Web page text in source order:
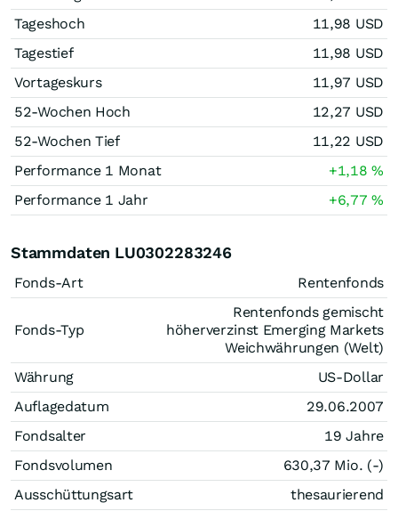
Tageshoch
11,98 USD
Tagestief
11,98 USD
Vortageskurs
11,97 USD
52-Wochen Hoch
12,27 USD
52-Wochen Tief
11,22 USD
Performance 1 Monat
+1,18%
Performance 1 Jahr
+6,77%
Stammdaten LU0302283246
Fonds-Art Rentenfonds
Fonds-Typ
Rentenfonds gemischt
höherverzinst Emerging Markets
Weichwährungen (Welt)
Währung
US-Dollar
Auflagedatum
29.06.2007
Fondsalter
19 Jahre
Fondsvolumen
630,37 Mio. (-)
Ausschüttungsart
thesaurierend